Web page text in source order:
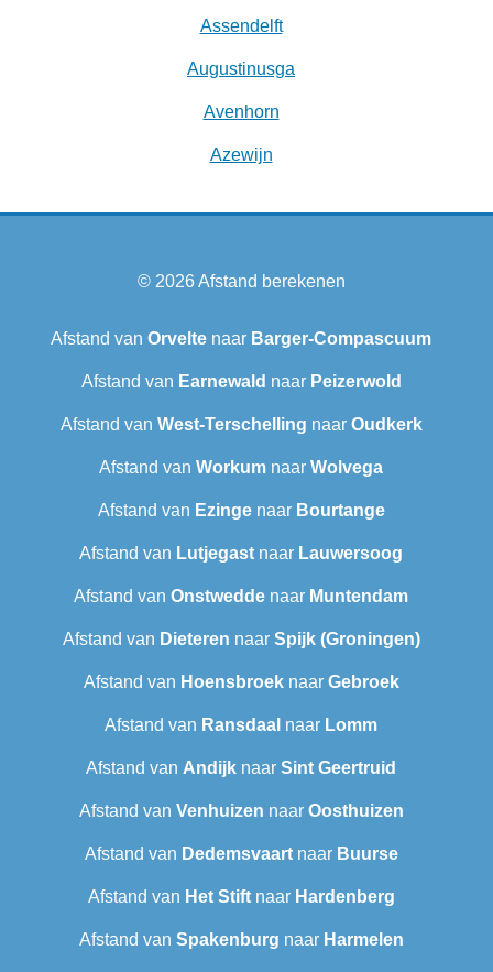
Assendelft
Augustinusga
Avenhorn
Azewijn
© 2026Afstand berekenen
Afstand van Orvelte naar Barger-Compascuum
Afstand van Earnewald naar Peizerwold
Afstand van West-Terschelling naar Oudkerk
Afstand van Workum naar Wolvega
Afstand van Ezingenaar Bourtange
Afstand van Lutjegast naar Lauwersoog
Afstand van Onstwedde naar Muntendam
Afstand van Dieteren naar Spijk (Groningen)
Afstand van Hoensbroeknaar Gebroek
Afstand van Ransdaal naar Lomm
Afstand van Andijk naar Sint Geertruid
Afstand van Venhuizen naar Oosthuizen
Afstand van Dedemsvaartnaar Buurse
Afstand van Het Stiftnaar Hardenberg
Afstand van Spakenburg naar Harmelen